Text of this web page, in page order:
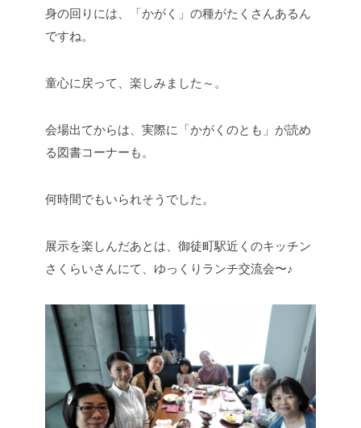
身の回りには、「かがく」の種がたくさんあるん
ですね。
童心に戻って、楽しみました～。
会場出てからは、実際に「かがくのとも」が読め
る図書コーナーも。
何時間でもいられそうでした。
展示を楽しんだあとは、御徒町駅近くのキッチン
さくらいさんにて、ゆっくりランチ交流会〜♪